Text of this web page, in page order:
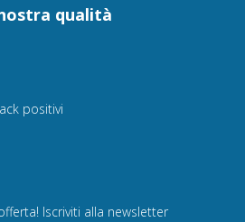
qualità
positivi
Iscriviti alla newsletter